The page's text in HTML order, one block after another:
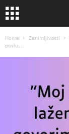
Home Zanimljivosti
poslu,...